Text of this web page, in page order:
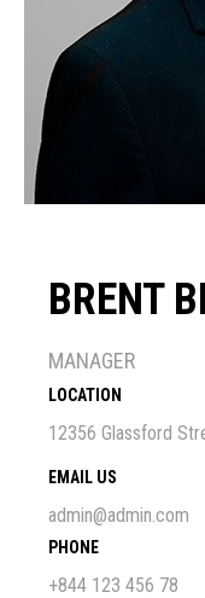
BRENT
MANAGER
LOCATION
12356 Glassford
EMAIL US
admin@admin.com
PHONE
+844 123 456 78